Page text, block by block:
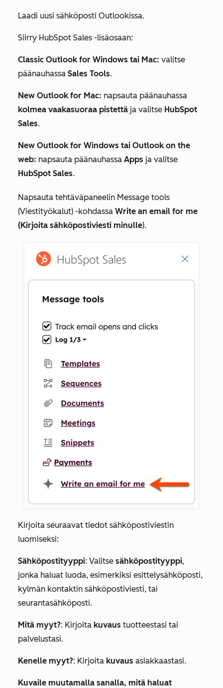
Laadi uusi sähköposti Outlookissa.
Siirry HubSpot Sales -lisäosaan:
Classic Outlook for Windows tai Mac: valitse
päänauhassa Sales Tools.
New Outlook for Mac: napsauta päänauhassa
kolmea vaakasuoraa pistettä ja valitse HubSpot
Sales.
New Outlook for Windows tai Outlook on the
web: napsauta päänauhassa Apps ja valitse
HubSpot Sales.
Napsauta tehtäväpaneelin Message tools
(Viestityökalut) -kohdassa Write an email for me
(Kirjoita sähköpostiviesti minulle).
Kirjoita seuraavat tiedot sähköpostiviestin
luomiseksi:
Sähköpostityyppi: Valitse sähköpostityyppi,
jonka haluat luoda, esimerkiksi esittelysähköposti,
kylmän kontaktin sähköpostiviesti, tai
seurantasähköposti.
Mitä myyt?: Kirjoita kuvaus tuotteestasi tai
palvelustasi.
Kenelle myyt?: Kirjoita kuvaus asiakkaastasi.
Kuvaile muutamalla sanalla, mitä haluat